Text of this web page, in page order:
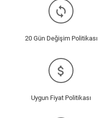
loop
20 Gün Değişim Politikası
attach_money
Uygun Fiyat Politikası